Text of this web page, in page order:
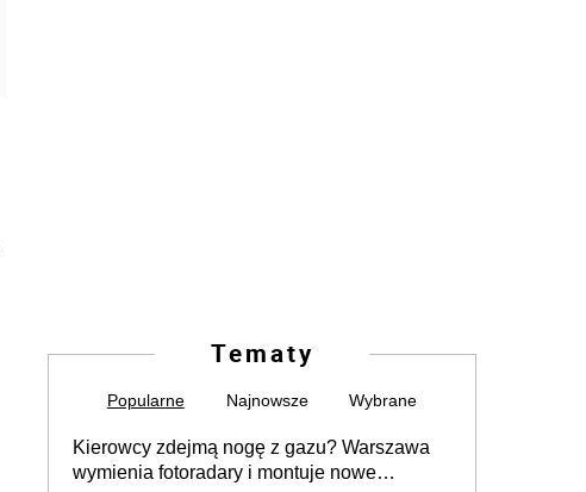
Tematy
Popularne Najnowsze Wybrane
Kierowcy zdejmą nogę z gazu? Warszawa
wymienia fotoradary i montuje nowe